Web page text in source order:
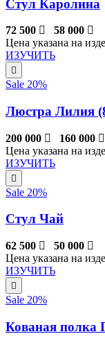
Стул Каролина
72 500
58 000
Цена указана на
ИЗУЧИТЬ
Sale 20%
Люстра Лилия
200 000
160 000
Цена указана на
ИЗУЧИТЬ
Sale 20%
Стул Чай
62 500
50 000
Цена указана на
ИЗУЧИТЬ
Sale 20%
Кованая полка